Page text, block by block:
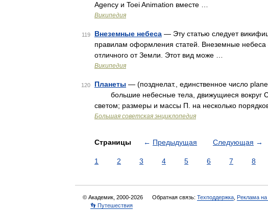
Agency и Toei Animation вместе …
Википедия
119 Внеземные небеса — Эту статью следует
правилам оформления статей. Внеземные небеса
отличного от Земли. Этот вид може …
Википедия
120 Планеты — (позднелат., единственное число
большие небесные тела, движущиеся вокруг
светом; размеры и массы П. на несколько
Большая советская энциклопедия
Страницы ← Предыдущая Следующая →
1 2 3 4 5 6 7 8
© Академик, 2000-2026 Обратная связь: Техподдержка Реклама на
👣 Путешествия